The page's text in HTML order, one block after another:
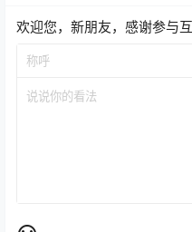
欢迎您，新朋友，感谢参与互